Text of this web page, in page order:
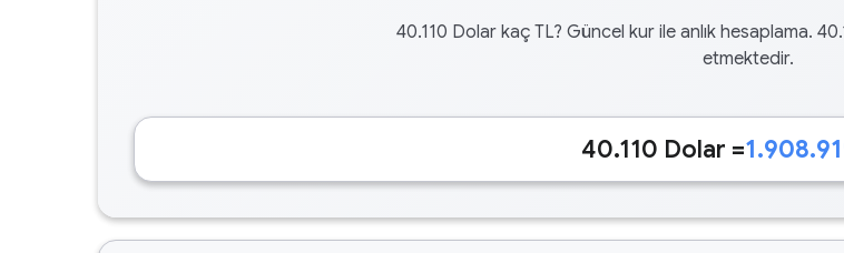
40.110 Dolar kaç TL? Güncel kur ile anlık hesaplama.
etmektedir.
40.110 Dolar =